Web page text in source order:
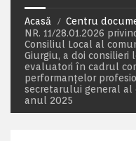
Acasă Centru
NR. 11/28.01.2026
Consiliul Local al
Giurgiu, a doi consilieri
evaluatori în cadrul
performanțelor
secretarului general al
anul 2025